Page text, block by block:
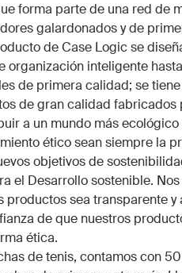
forma parte de una red de
galardonados y de
de Case Logic se
organización inteligente
de primera calidad; se
de gran calidad fabricados
a un mundo más
ético sean siempre la
objetivos de
el Desarrollo sostenible.
sea transparente y
de que nuestros
ética.
de tenis, contamos con